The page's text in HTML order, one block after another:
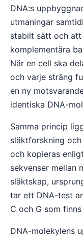
DNA:s
utmaningar
stabilt sätt och att
komplementära
När en cell ska
och varje sträng
en ny
identiska DNA-
Samma princip
släktforskning
och kopieras
sekvenser mellan
släktskap,
tar ett DNA-test
C och G som
DNA-molekylens